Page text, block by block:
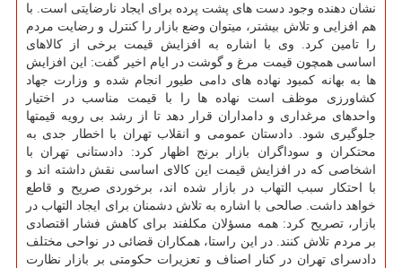
نشان دهنده وجود دست های پشت پرده برای ایجاد نارضایتی است. با
هم افزایی و تلاش بیشتر، میتوان وضع بازار را کنترل و رضایت مردم
را تامین کرد. وی با اشاره به افزایش قیمت برخی از کالاهای
اساسی همچون قیمت مرغ و گوشت در ایام اخیر گفت: این افزایش
ها به بهانه کمبود نهاده های دامی طیور انجام شده و وزارت جهاد
کشاورزی موظف است نهاده ها را با قیمت مناسب در اختیار
واحدهای مرغداری و دامداران قرار دهد تا از رشد بی رویه قیمتها
جلوگیری شود. دادستان عمومی و انقلاب تهران با اخطار جدی به
محتکران و سوداگران بازار برنج اظهار کرد: دادستانی تهران با
اشخاصی که در افزایش قیمت این کالای اساسی نقش داشته اند و
با احتکار سبب التهاب در بازار شده اند، برخوردی صریح و قاطع
خواهد داشت. صالحی با اشاره به تلاش دشمنان برای ایجاد التهاب در
بازار، تصریح کرد: همه مسؤلان مکلفند برای کاهش فشار اقتصادی
بر مردم تلاش کنند. در این راستا، همکاران قضائی در نواحی مختلف
دادسرای تهران در کنار اصناف و تعزیرات حکومتی بر بازار نظارت